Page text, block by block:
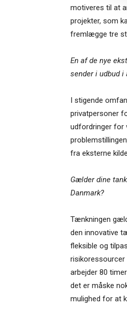
motiveres til at
projekter, som
fremlægge tre
En af de nye
sender i udbud
I stigende
privatpersoner
udfordringer for
fra eksterne
Gælder dine
Danmark?
Tænkningen
den innovative
fleksible og
risikoressourcer
arbejder 80
det er måske
mulighed for at